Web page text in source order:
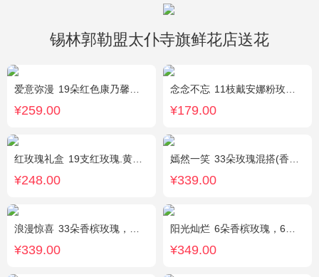
锡林郭勒盟太仆寺旗鲜花店送花
爱意弥漫 19朵红色康乃馨粉，2枝多头粉百合，黄莺、石竹梅搭配
¥259.00
念念不忘 11枝戴安娜粉玫瑰，1枝多头百合，满天星、栀子叶
¥179.00
红玫瑰礼盒 19支红玫瑰.黄英配花
¥248.00
嫣然一笑 33朵玫瑰混搭(香槟玫瑰+红玫瑰)，桔梗、配花、绿叶
¥339.00
浪漫惊喜 33朵香槟玫瑰，白桔梗、尤加利间插
¥339.00
阳光灿烂 6朵香槟玫瑰，6朵粉玫瑰，3朵向日葵，2枝多头白百合，1枝多头粉百合，绿叶
¥349.00